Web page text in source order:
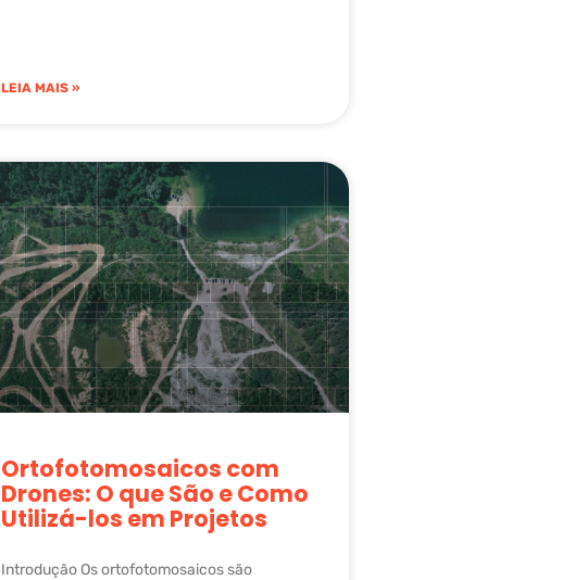
LEIA MAIS »
Ortofotomosaicos com
Drones: O que São e Como
Utilizá-los em Projetos
Introdução Os ortofotomosaicos são